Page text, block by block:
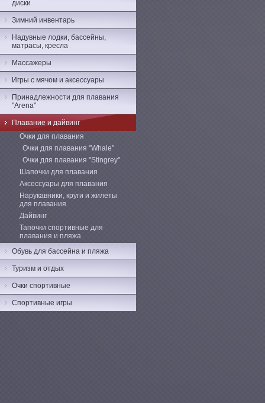
диски
Зимний инвентарь
Надувные лодки, бассейны,
матрасы, кресла
Массажеры
Игры с мячом и аксессуары
Принадлежности для плавания
"Arena"
Плавание и дайвинг
Очки для плавания
Очки для плавания "Whale"
Очки для плавания "Stingrey"
Шапочки для плавания
Аксессуары для плавания
Нарукавники, круги и жилеты
для плавания
Дайвинг
Тапочки спортивные для
плавания и пляжа
Обувь для бассейна и пляжа
Туризм и отдых
Очки спортивные
Спортивные игры